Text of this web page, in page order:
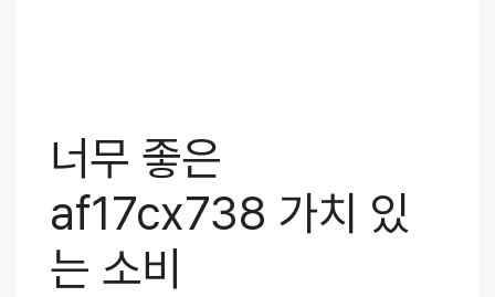
너무 좋은
af17cx738 가치 있
는 소비